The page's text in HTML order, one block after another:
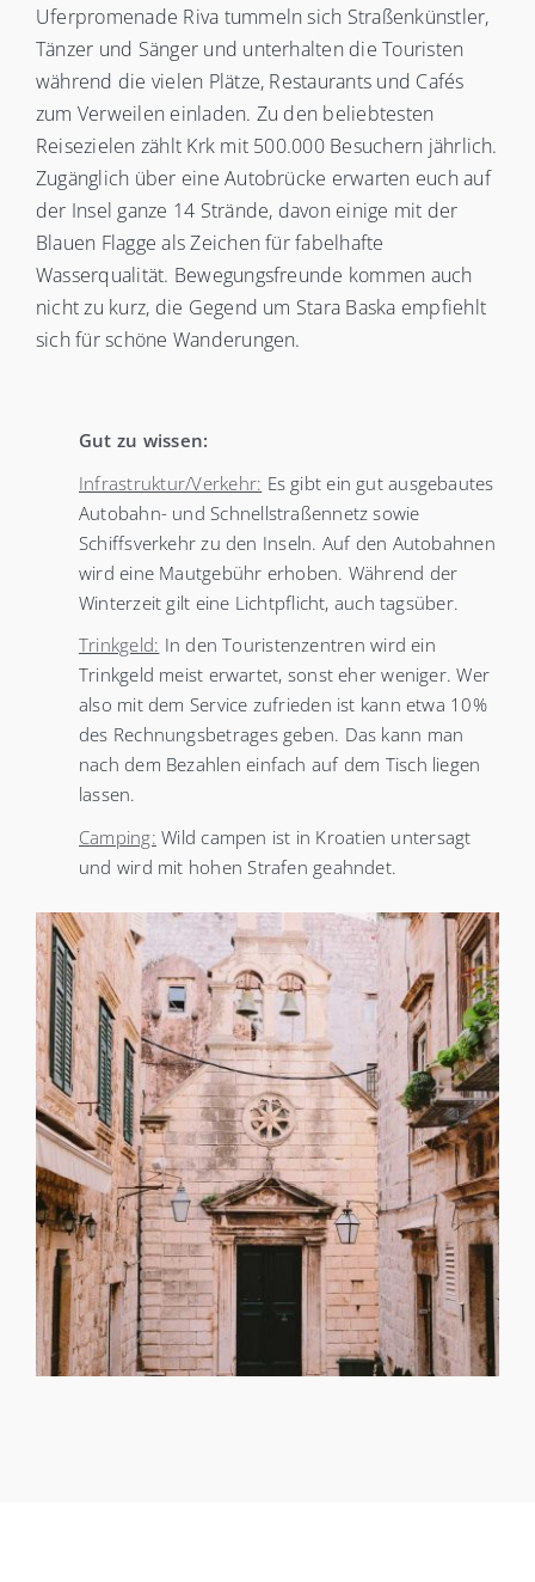
Uferpromenade Riva tummeln sich Straßenkünstler,
Tänzer und Sänger und unterhalten die Touristen
während die vielen Plätze, Restaurants und Cafés
zum Verweilen einladen. Zu den beliebtesten
Reisezielen zählt Krk mit 500.000 Besuchern jährlich.
Zugänglich über eine Autobrücke erwarten euch auf
der Insel ganze 14 Strände, davon einige mit der
Blauen Flagge als Zeichen für fabelhafte
Wasserqualität. Bewegungsfreunde kommen auch
nicht zu kurz, die Gegend um Stara Baska empfiehlt
sich für schöne Wanderungen.
Gut zu wissen:
Infrastruktur/Verkehr: Es gibt ein gut ausgebautes
Autobahn- und Schnellstraßennetz sowie
Schiffsverkehr zu den Inseln. Auf den Autobahnen
wird eine Mautgebühr erhoben. Während der
Winterzeit gilt eine Lichtpflicht, auch tagsüber.
Trinkgeld: In den Touristenzentren wird ein
Trinkgeld meist erwartet, sonst eher weniger. Wer
also mit dem Service zufrieden ist kann etwa 10%
des Rechnungsbetrages geben. Das kann man
nach dem Bezahlen einfach auf dem Tisch liegen
lassen.
Camping: Wild campen ist in Kroatien untersagt
und wird mit hohen Strafen geahndet.